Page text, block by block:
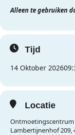
Alleen te gebruiken
Tijd
14 Oktober 2026
Locatie
Lambertijnenhof 209,